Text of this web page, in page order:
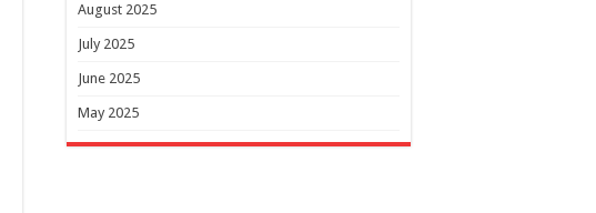
August 2025
July 2025
June 2025
May 2025